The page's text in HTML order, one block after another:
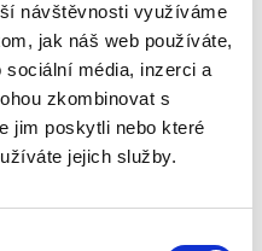
návštěvnosti využíváme
jak náš web používáte,
média, inzerci a
zkombinovat s
jim poskytli nebo které
jejich služby.
monografie
o problematice
má
soudcům,
člena